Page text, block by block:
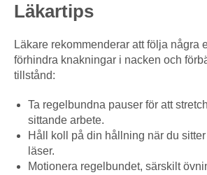
Läkartips
Läkare rekommenderar att följa några
förhindra knakningar i nacken och
tillstånd:
Ta regelbundna pauser för att
sittande arbete.
Håll koll på din hållning när du
läser.
Motionera regelbundet, särskilt